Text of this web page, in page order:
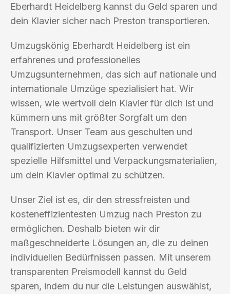
Eberhardt Heidelberg kannst du Geld sparen und
dein Klavier sicher nach Preston transportieren.
Umzugskönig Eberhardt Heidelberg ist ein
erfahrenes und professionelles
Umzugsunternehmen, das sich auf nationale und
internationale Umzüge spezialisiert hat. Wir
wissen, wie wertvoll dein Klavier für dich ist und
kümmern uns mit größter Sorgfalt um den
Transport. Unser Team aus geschulten und
qualifizierten Umzugsexperten verwendet
spezielle Hilfsmittel und Verpackungsmaterialien,
um dein Klavier optimal zu schützen.
Unser Ziel ist es, dir den stressfreisten und
kosteneffizientesten Umzug nach Preston zu
ermöglichen. Deshalb bieten wir dir
maßgeschneiderte Lösungen an, die zu deinen
individuellen Bedürfnissen passen. Mit unserem
transparenten Preismodell kannst du Geld
sparen, indem du nur die Leistungen auswählst,